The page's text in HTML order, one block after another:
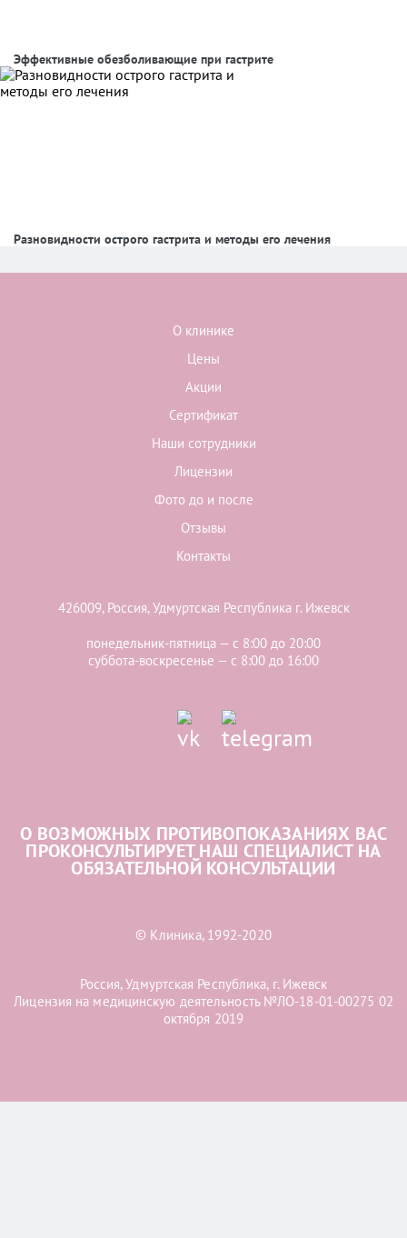
Эффективные обезболивающие при гастрите
Разновидности острого гастрита и методы его лечения
О клинике
Цены
Акции
Сертификат
Наши сотрудники
Лицензии
Фото до и после
Отзывы
Контакты
426009, Россия, Удмуртская Республика г. Ижевск
понедельник-пятница — с 8:00 до 20:00
суббота-воскресенье — с 8:00 до 16:00
О ВОЗМОЖНЫХ ПРОТИВОПОКАЗАНИЯХ ВАС
ПРОКОНСУЛЬТИРУЕТ НАШ СПЕЦИАЛИСТ НА
ОБЯЗАТЕЛЬНОЙ КОНСУЛЬТАЦИИ
© Клиника, 1992-2020
Россия, Удмуртская Республика, г. Ижевск
Лицензия на медицинскую деятельность №ЛО-18-01-00275 02
октября 2019